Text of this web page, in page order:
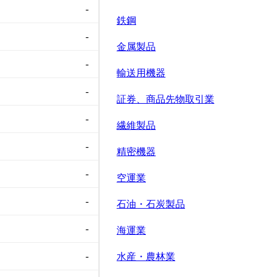
-
-
-
-
-
-
-
-
-
-
鉄鋼
金属製品
輸送用機器
証券、商品先物取引業
繊維製品
精密機器
空運業
石油・石炭製品
海運業
水産・農林業